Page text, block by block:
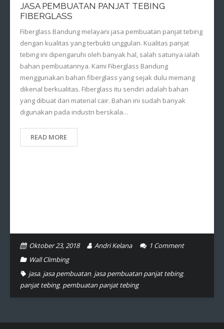
JASA PEMBUATAN PANJAT TEBING
FIBERGLASS
Fiberglass Bandung melayani jasa pembuatan panjat tebing
dengan kualitas yang terbukti unggulan. Kualitas panjat
tebing ini dipengaruhi oleh banyak hal, salah satunya ialah
bahan pembuatannya. Kami Fiberglass Bandung
menggunakan bahan fiberglass yang sejak dulu memang
dikenal berkualitas. Fiberglass itu sendiri adalah bahan
yang dibuat dari material cair. Bahan ini sudah banyak
digunakan pada industri berskala…
READ MORE
Oktober 23, 2018 Andri Kelana 1 Comment
Wall Climbing
jasa, jasa pembuatan, jasa pembuatan panjat tebing,
panjat tebing, pembuatan panjat tebing